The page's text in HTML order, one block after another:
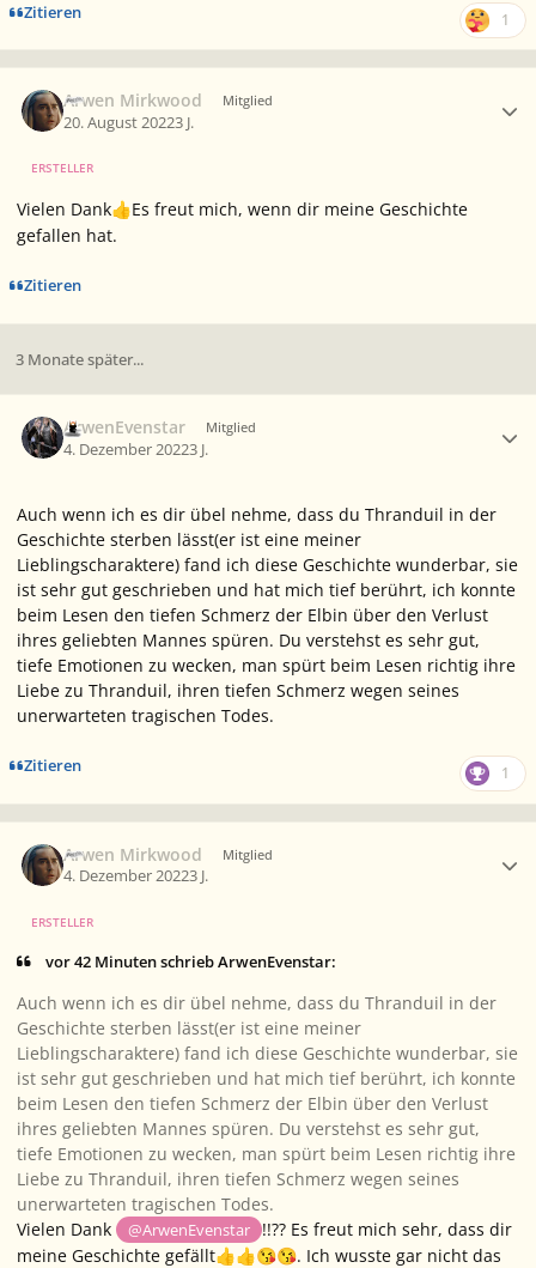
Zitieren 1
Arwen Mirkwood Mitglied
20. August 20223 J.
ERSTELLER
Vielen Dank👍Es freut mich, wenn dir meine Geschichte
gefallen hat.
Zitieren
3 Monate später...
ArwenEvenstar Mitglied
4. Dezember 20223 J.
Auch wenn ich es dir übel nehme, dass du Thranduil in der
Geschichte sterben lässt(er ist eine meiner
Lieblingscharaktere) fand ich diese Geschichte wunderbar, sie
ist sehr gut geschrieben und hat mich tief berührt, ich konnte
beim Lesen den tiefen Schmerz der Elbin über den Verlust
ihres geliebten Mannes spüren. Du verstehst es sehr gut,
tiefe Emotionen zu wecken, man spürt beim Lesen richtig ihre
Liebe zu Thranduil, ihren tiefen Schmerz wegen seines
unerwarteten tragischen Todes.
Zitieren 1
Arwen Mirkwood Mitglied
4. Dezember 20223 J.
ERSTELLER
vor 42 Minuten schrieb ArwenEvenstar:
Auch wenn ich es dir übel nehme, dass du Thranduil in der
Geschichte sterben lässt(er ist eine meiner
Lieblingscharaktere) fand ich diese Geschichte wunderbar, sie
ist sehr gut geschrieben und hat mich tief berührt, ich konnte
beim Lesen den tiefen Schmerz der Elbin über den Verlust
ihres geliebten Mannes spüren. Du verstehst es sehr gut,
tiefe Emotionen zu wecken, man spürt beim Lesen richtig ihre
Liebe zu Thranduil, ihren tiefen Schmerz wegen seines
unerwarteten tragischen Todes.
Vielen Dank
@ArwenEvenstar
!!?? Es freut mich sehr, dass dir
meine Geschichte gefällt👍👍😘😘. Ich wusste gar nicht das